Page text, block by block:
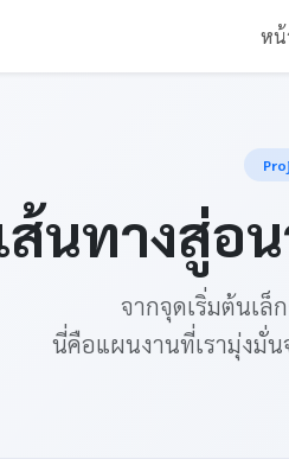
หน้
ส้นทางสู่อ
จากจุดเริ่มต้นเล็
นี่คือแผนงานที่เรามุ่งมั่น